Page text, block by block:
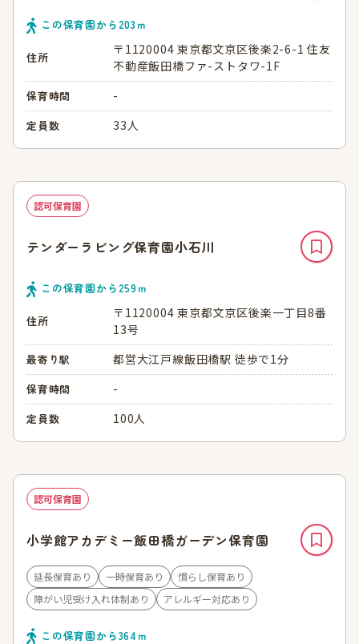
この保育園から 203ｍ
住所
〒1120004 東京都文京区後楽2-6-1 住友
不動産飯田橋ファ-ストタワ-1F
保育時間 -
定員数 33人
認可保育園
テンダーラビング保育園小石川
この保育園から 259ｍ
住所
〒1120004 東京都文京区後楽一丁目8番
13号
最寄り駅 都営大江戸線飯田橋駅 徒歩で1分
保育時間 -
定員数 100人
認可保育園
小学館アカデミー飯田橋ガーデン保育園
延長保育あり 一時保育あり
慣らし保育あり
障がい児受け入れ体制あり
アレルギー対応あり
この保育園から364 ｍ